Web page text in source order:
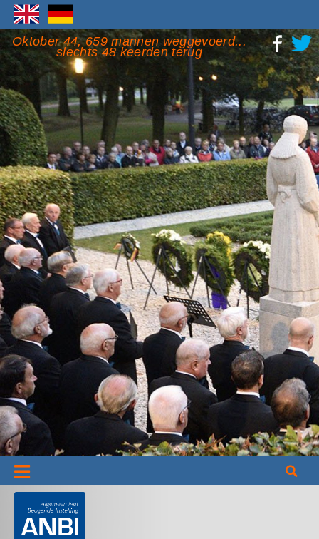
Oktober 44, 659 mannen weggevoerd...
slechts 48 keerden terug
Informatie